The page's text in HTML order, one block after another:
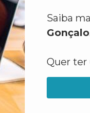
Saiba
Gonçalo
Quer ter